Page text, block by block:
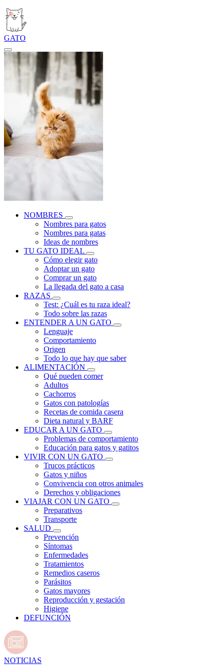
GATO
NOMBRES
Nombres para gatos
Nombres para gatas
Ideas de nombres
TU GATO IDEAL
Cómo elegir gato
Adoptar un gato
Comprar un gato
La llegada del gato a casa
RAZAS
Test: ¿Cuál es tu raza ideal?
Todo sobre las razas
ENTENDER A UN GATO
Lenguaje
Comportamiento
Origen
Todo lo que hay que saber
ALIMENTACIÓN
Qué pueden comer
Adultos
Cachorros
Gatos con patologías
Recetas de comida casera
Dieta natural y BARF
EDUCAR A UN GATO
Problemas de comportamiento
Educación para gatos y gatitos
VIVIR CON UN GATO
Trucos prácticos
Gatos y niños
Convivencia con otros animales
Derechos y obligaciones
VIAJAR CON UN GATO
Preparativos
Transporte
SALUD
Prevención
Síntomas
Enfermedades
Tratamientos
Remedios caseros
Parásitos
Gatos mayores
Reproducción y gestación
Higiene
DEFUNCIÓN
NOTICIAS